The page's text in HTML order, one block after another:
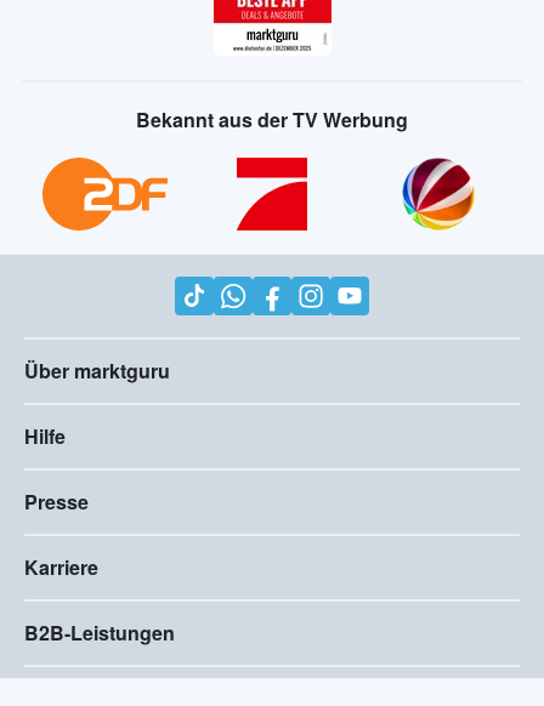
Bekannt aus der TV Werbung
Über marktguru
Hilfe
Presse
Karriere
B2B-Leistungen